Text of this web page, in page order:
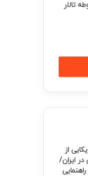
تالار
از
در ایران/